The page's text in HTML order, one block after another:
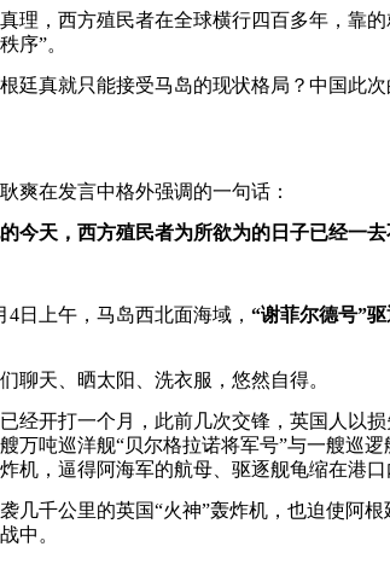
，西方殖民者在全球横行四百多年，靠的
序”。
真就只能接受马岛的现状格局？中国此次
在发言中格外强调的一句话：
今天，西方殖民者为所欲为的日子已经一去
上午，马岛西北面海域， “谢菲尔德号”
天、晒太阳、洗衣服，悠然自得。
开打一个月，此前几次交锋，英国人以损
万吨巡洋舰“贝尔格拉诺将军号”与一艘巡
机，逼得阿海军的航母、驱逐舰龟缩在港口
千公里的英国“火神”轰炸机，也迫使阿根
中。